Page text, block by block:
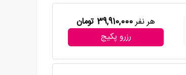
هر نفر39,910,000 تومان
رزرو پکیج